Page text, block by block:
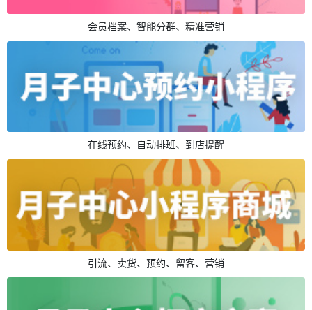
会员档案、智能分群、精准营销
在线预约、自动排班、到店提醒
引流、卖货、预约、留客、营销